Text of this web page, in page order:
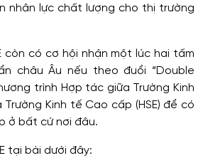
nhân lực chất lượng cho thị trường
còn có cơ hội nhận một lúc hai tấm
châu Âu nếu theo đuổi “Double
trình Hợp tác giữa Trường Kinh
Trường Kinh tế Cao cấp (HSE) để có
ở bất cứ nơi đâu.
tại bài dưới đây: